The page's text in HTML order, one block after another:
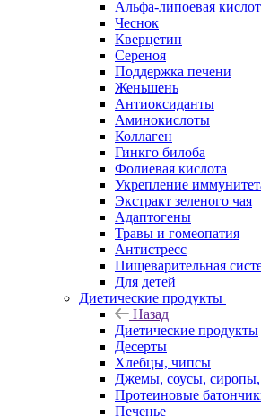
Альфа-липоевая
Чеснок
Кверцетин
Сереноя
Поддержка печени
Женьшень
Антиоксиданты
Аминокислоты
Коллаген
Гинкго билоба
Фолиевая кислота
Укрепление
Экстракт зеленого чая
Адаптогены
Травы и гомеопатия
Антистресс
Пищеварительная
Для детей
Диетические продукты
Назад
Диетические продукты
Десерты
Хлебцы, чипсы
Джемы, соусы,
Протеиновые
Печенье